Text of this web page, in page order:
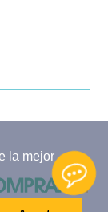
la mejor